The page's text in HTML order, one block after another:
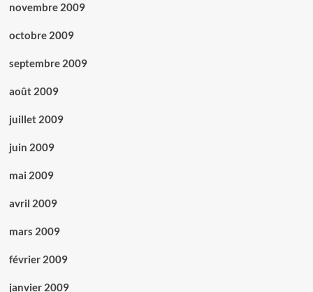
novembre 2009
octobre 2009
septembre 2009
août 2009
juillet 2009
juin 2009
mai 2009
avril 2009
mars 2009
février 2009
janvier 2009